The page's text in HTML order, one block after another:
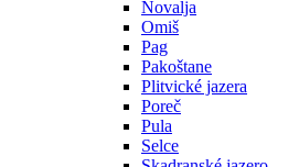
Novalja
Omiš
Pag
Pakoštane
Plitvické jazera
Poreč
Pula
Selce